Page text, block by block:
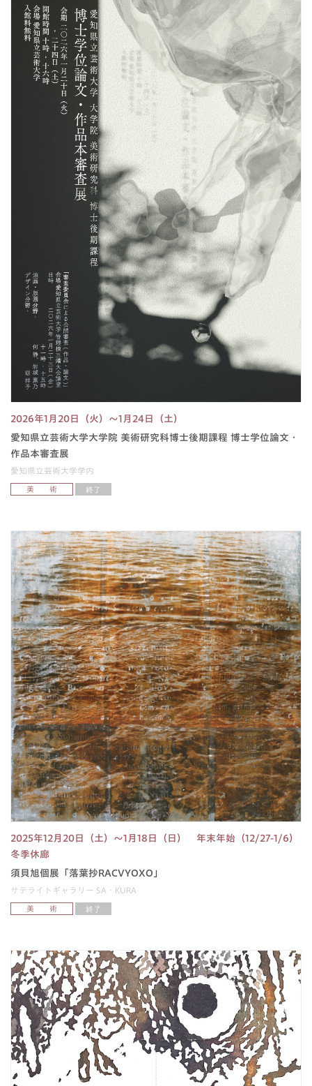
2026年1月20日（火）～1月24日（土）
愛知県立芸術大学大学院 美術研究科博士後期課程 博士学位論文・
作品本審査展
愛知県立芸術大学学内
美 術 終了
2025年12月20日（土）〜1月18日（日） 年末年始（12/27-1/6）
冬季休廊
須貝旭個展「落葉抄RACVYOXO」
サテライトギャラリー SA・KURA
美 術 終了